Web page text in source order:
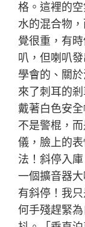
格。這裡的
水的混合物
覺很重，有
叭，但喇叭
學會的、關
來了刺耳的
戴著白色安
不是警棍，
儀，臉上的
法！斜停入
一個擴音器
有斜停！我
何手殘趕緊